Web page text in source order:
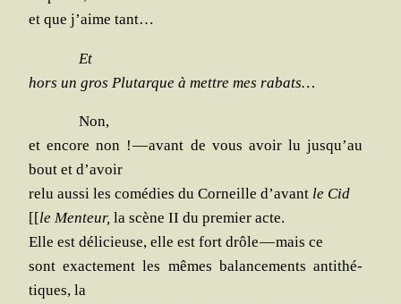
et que j’aime tant…
Et
hors un gros Plu­tarque à mettre mes rabats…
Non,
et encore non ! — avant de vous avoir lu jusqu’au
bout et d’avoir
relu aus­si les comé­dies du Cor­neille d’avant le Cid
[[le Men­teur, la scène II du pre­mier acte.
Elle est déli­cieuse, elle est fort drôle — mais ce
sont exac­te­ment les mêmes balan­ce­ments anti­thé­
tiques, la